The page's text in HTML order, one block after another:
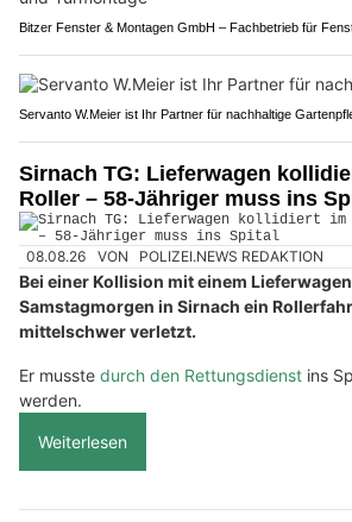
Bitzer Fenster & Montagen GmbH – Fachbetrieb für
Servanto W.Meier ist Ihr Partner für nachhaltige
Sirnach TG: Lieferwagen
Roller – 58-Jähriger muss ins
08.08.26 VON POLIZEI.NEWS REDAKTION
Bei einer Kollision mit einem
Samstagmorgen in Sirnach ein
mittelschwer verletzt.
Er musste durch den Rettungsdienst ins
werden.
Weiterlesen